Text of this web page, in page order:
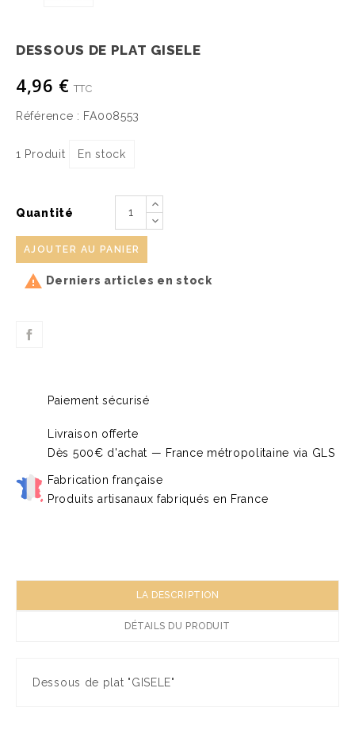
DESSOUS DE PLAT GISELE
4,96 € TTC
Référence : FA008553
1 Produit En stock
Quantité
AJOUTER AU PANIER
 Derniers articles en stock
Paiement sécurisé
Livraison offerte
Dès 500€ d'achat — France métropolitaine via GLS
Fabrication française
Produits artisanaux fabriqués en France
LA DESCRIPTION
DÉTAILS DU PRODUIT
Dessous de plat "GISELE"